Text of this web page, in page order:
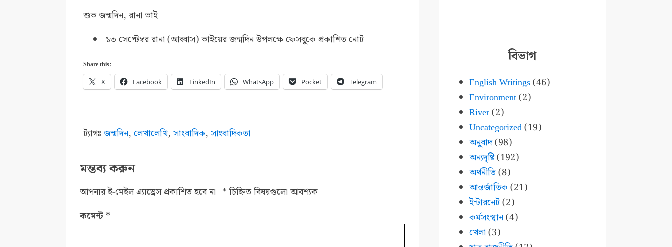
শুভ জন্মদিন, রানা ভাই।
১৩ সেপ্টেম্বর রানা (আব্বাস) ভাইয়ের জন্মদিন উপলক্ষে ফেসবুকে প্রকাশিত নোট
Share this:
X Facebook LinkedIn WhatsApp Pocket Telegram
ট্যাগঃজন্মদিন,লেখালেখি,সাংবাদিক,সাংবাদিকতা
মন্তব্য করুন
আপনার ই-মেইল এ্যাড্রেস প্রকাশিত হবে না। * চিহ্নিত বিষয়গুলো আবশ্যক।
কমেন্ট *
বিভাগ
English Writings(46)
Environment(2)
River(2)
Uncategorized(19)
অনুবাদ(98)
অন্যদৃষ্টি(192)
অর্থনীতি(8)
আন্তর্জাতিক(21)
ইন্টারনেট(2)
কর্মসংস্থান(4)
খেলা (3)